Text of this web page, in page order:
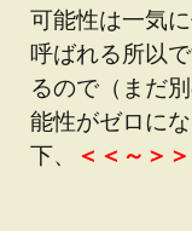
可能性は一気
呼ばれる所以
るので（まだ
能性がゼロに
下、
＜＜～＞＞